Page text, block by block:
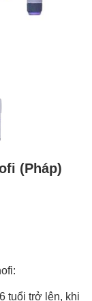
(Pháp)
tuổi trở lên, khi